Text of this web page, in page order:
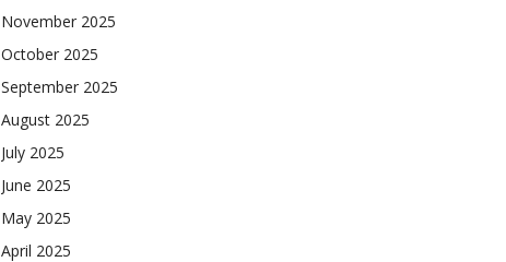
November 2025
October 2025
September 2025
August 2025
July 2025
June 2025
May 2025
April 2025